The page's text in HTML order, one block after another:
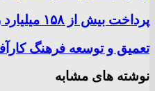
پرداخت بیش از ۱۵۸ میلیارد ریال تسهیلات در زمینه صنایع دستی البرز
تعمیق و توسعه فرهنگ
نوشته های مشابه